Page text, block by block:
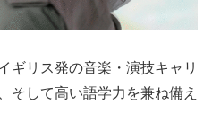
ギリス発の音楽・演技キャリ
そして高い語学力を兼ね備え